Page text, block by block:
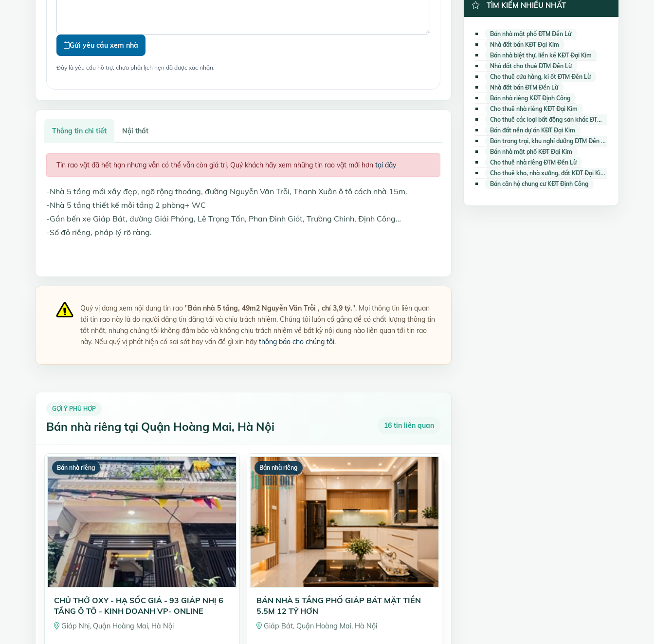
Gửi yêu cầu xem nhà
Đây là yêu cầu hỗ trợ, chưa phải lịch hẹn đã được xác nhận.
Thông tin chi tiết Nội thất
Tin rao vặt đã hết hạn nhưng vẫn có thể vẫn còn giá trị. Quý khách hãy xem những tin rao vặt mới hơn tại đây
-Nhà 5 tầng mới xây đẹp, ngõ rộng thoáng, đường Nguyễn Văn Trỗi, Thanh Xuân ô tô cách nhà 15m.
-Nhà 5 tầng thiết kế mỗi tầng 2 phòng+ WC
-Gần bến xe Giáp Bát, đường Giải Phóng, Lê Trọng Tấn, Phan Đình Giót, Trường Chinh, Định Công…
-Sổ đỏ riêng, pháp lý rõ ràng.
Quý vị đang xem nội dung tin rao "Bán nhà 5 tầng, 49m2 Nguyễn Văn Trỗi , chỉ 3,9 tỷ.". Mọi thông tin liên quan
tới tin rao này là do người đăng tin đăng tải và chịu trách nhiệm. Chúng tôi luôn cố gắng để có chất lượng thông tin
tốt nhất, nhưng chúng tôi không đảm bảo và không chịu trách nhiệm về bất kỳ nội dung nào liên quan tới tin rao
này. Nếu quý vị phát hiện có sai sót hay vấn đề gì xin hãy thông báo cho chúng tôi.
GỢI Ý PHÙ HỢP
Bán nhà riêng tại Quận Hoàng Mai, Hà Nội 16 tin liên quan
Bán nhà riêng
CHỦ THỞ OXY - HẠ SỐC GIÁ - 93 GIÁP NHỊ 6
TẦNG Ô TÔ - KINH DOANH VP- ONLINE
Giáp Nhị, Quận Hoàng Mai, Hà Nội
Bán nhà riêng
BÁN NHÀ 5 TẦNG PHỐ GIÁP BÁT MẶT TIỀN
5.5M 12 TỶ HƠN
Giáp Bát, Quận Hoàng Mai, Hà Nội
TÌM KIẾM NHIỀU NHẤT
Bán nhà mặt phố ĐTM Đền Lừ
Nhà đất bán KĐT Đại Kim
Bán nhà biệt thự, liền kề KĐT Đại Kim
Nhà đất cho thuê ĐTM Đền Lừ
Cho thuê cửa hàng, ki ốt ĐTM Đền Lừ
Nhà đất bán ĐTM Đền Lừ
Bán nhà riêng KĐT Định Công
Cho thuê nhà riêng KĐT Đại Kim
Cho thuê các loại bất động sản khác ĐTM Đền Lừ
Bán đất nền dự án KĐT Đại Kim
Bán trang trại, khu nghỉ dưỡng ĐTM Đền Lừ
Bán nhà mặt phố KĐT Đại Kim
Cho thuê nhà riêng ĐTM Đền Lừ
Cho thuê kho, nhà xưởng, đất KĐT Đại Kim
Bán căn hộ chung cư KĐT Định Công